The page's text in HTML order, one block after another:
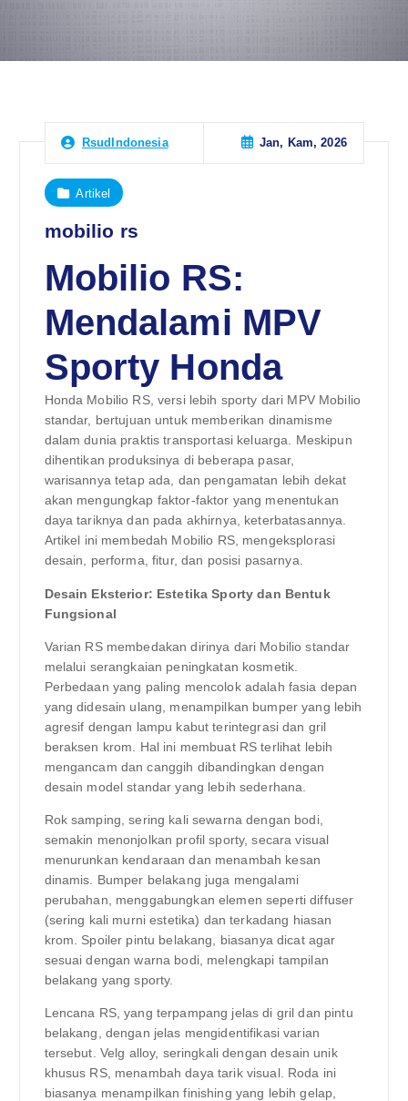
RsudIndonesia Jan, Kam, 2026
Artikel
mobilio rs
Mobilio RS:
Mendalami MPV
Sporty Honda
Honda Mobilio RS, versi lebih sporty dari MPV Mobilio
standar, bertujuan untuk memberikan dinamisme
dalam dunia praktis transportasi keluarga. Meskipun
dihentikan produksinya di beberapa pasar,
warisannya tetap ada, dan pengamatan lebih dekat
akan mengungkap faktor-faktor yang menentukan
daya tariknya dan pada akhirnya, keterbatasannya.
Artikel ini membedah Mobilio RS, mengeksplorasi
desain, performa, fitur, dan posisi pasarnya.
Desain Eksterior: Estetika Sporty dan Bentuk
Fungsional
Varian RS membedakan dirinya dari Mobilio standar
melalui serangkaian peningkatan kosmetik.
Perbedaan yang paling mencolok adalah fasia depan
yang didesain ulang, menampilkan bumper yang lebih
agresif dengan lampu kabut terintegrasi dan gril
beraksen krom. Hal ini membuat RS terlihat lebih
mengancam dan canggih dibandingkan dengan
desain model standar yang lebih sederhana.
Rok samping, sering kali sewarna dengan bodi,
semakin menonjolkan profil sporty, secara visual
menurunkan kendaraan dan menambah kesan
dinamis. Bumper belakang juga mengalami
perubahan, menggabungkan elemen seperti diffuser
(sering kali murni estetika) dan terkadang hiasan
krom. Spoiler pintu belakang, biasanya dicat agar
sesuai dengan warna bodi, melengkapi tampilan
belakang yang sporty.
Lencana RS, yang terpampang jelas di gril dan pintu
belakang, dengan jelas mengidentifikasi varian
tersebut. Velg alloy, seringkali dengan desain unik
khusus RS, menambah daya tarik visual. Roda ini
biasanya menampilkan finishing yang lebih gelap,